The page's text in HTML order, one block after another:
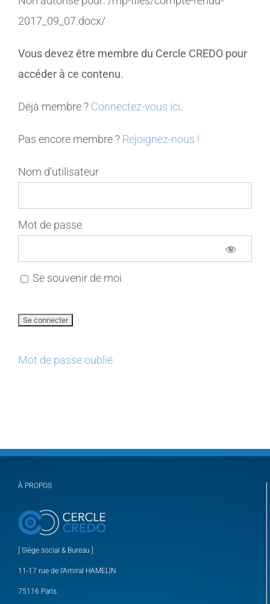
MEMBRES
CONTACT
2017_09_07.docx/
Vous devez être membre du Cercle CREDO pour
accéder à ce contenu.
Déjà membre ? Connectez-vous ici.
Pas encore membre ? Rejoignez-nous !
Nom d'utilisateur
Mot de passe
Se souvenir de moi
Mot de passe oublié
À PROPOS
[ Siège social & Bureau ]
11-17 rue de l’Amiral HAMELIN
75116 Paris